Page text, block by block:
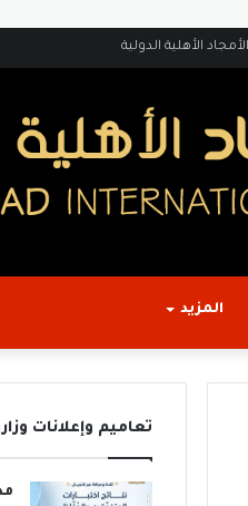
المزيد
تعاميم وإعلانات